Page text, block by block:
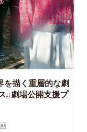
を描く重層的な劇
』劇場公開支援プ